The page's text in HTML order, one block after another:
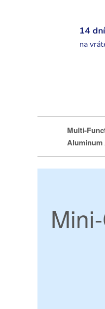
14 dní
na
Multi-
Aluminum